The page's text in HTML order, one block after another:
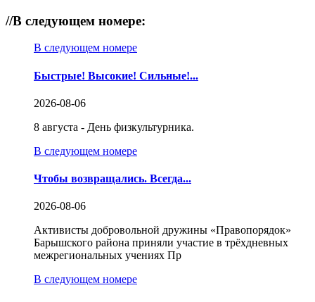
//В следующем номере:
В следующем номере
Быстрые! Высокие! Сильные!...
2026-08-06
8 августа - День физкультурника.
В следующем номере
Чтобы возвращались. Всегда...
2026-08-06
Активисты добровольной дружины «Правопорядок»
Барышского района приняли участие в трёхдневных
межрегиональных учениях Пр
В следующем номере